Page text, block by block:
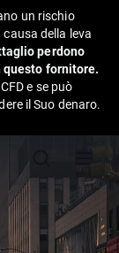
un rischio
della leva
perdono
questo fornitore.
e se può
il Suo denaro.